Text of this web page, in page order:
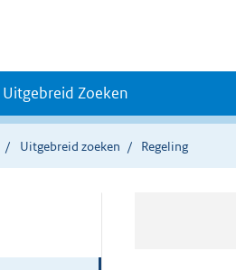
Uitgebreid Zoeken
Uitgebreid zoeken Regeling